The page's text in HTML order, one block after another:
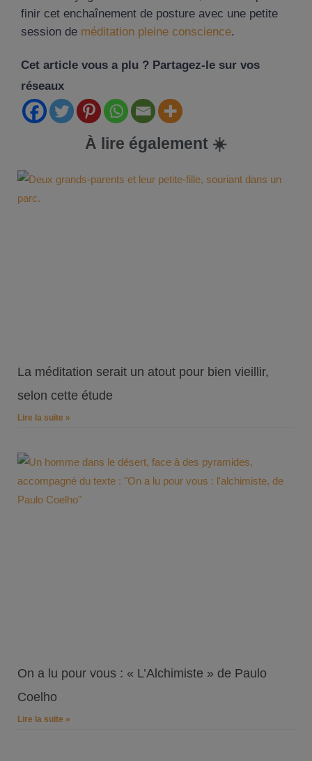
finir cet enchaînement de posture avec une petite
session de méditation pleine conscience.
Cet article vous a plu ? Partagez-le sur vos
réseaux
À lire également ☀️
La méditation serait un atout pour bien vieillir,
selon cette étude
Lire la suite »
On a lu pour vous : « L’Alchimiste » de Paulo
Coelho
Lire la suite »